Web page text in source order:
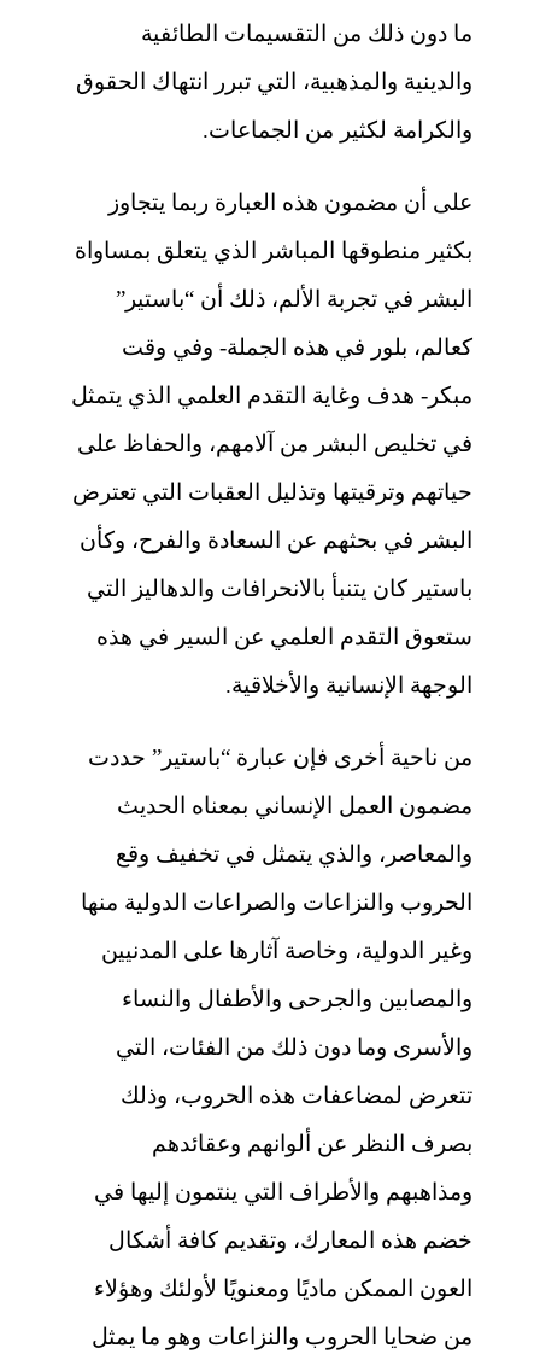
ما دون ذلك من التقسيمات الطائفية
والدينية والمذهبية، التي تبرر انتهاك الحقوق
والكرامة لكثير من الجماعات.
على أن مضمون هذه العبارة ربما يتجاوز
بكثير منطوقها المباشر الذي يتعلق بمساواة
البشر في تجربة الألم، ذلك أن “باستير”
كعالم، بلور في هذه الجملة- وفي وقت
مبكر- هدف وغاية التقدم العلمي الذي يتمثل
في تخليص البشر من آلامهم، والحفاظ على
حياتهم وترقيتها وتذليل العقبات التي تعترض
البشر في بحثهم عن السعادة والفرح، وكأن
باستير كان يتنبأ بالانحرافات والدهاليز التي
ستعوق التقدم العلمي عن السير في هذه
الوجهة الإنسانية والأخلاقية.
من ناحية أخرى فإن عبارة “باستير” حددت
مضمون العمل الإنساني بمعناه الحديث
والمعاصر، والذي يتمثل في تخفيف وقع
الحروب والنزاعات والصراعات الدولية منها
وغير الدولية، وخاصة آثارها على المدنيين
والمصابين والجرحى والأطفال والنساء
والأسرى وما دون ذلك من الفئات، التي
تتعرض لمضاعفات هذه الحروب، وذلك
بصرف النظر عن ألوانهم وعقائدهم
ومذاهبهم والأطراف التي ينتمون إليها في
خضم هذه المعارك، وتقديم كافة أشكال
العون الممكن ماديًا ومعنويًا لأولئك وهؤلاء
من ضحايا الحروب والنزاعات وهو ما يمثل